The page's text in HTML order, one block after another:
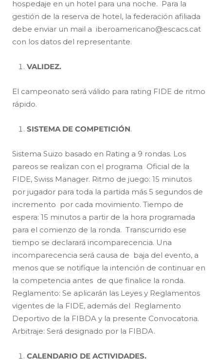
hospedaje en un hotel para una noche. Para la
gestión de la reserva de hotel, la federación afiliada
debe enviar un mail a iberoamericano@escacs.cat
con los datos del representante.
VALIDEZ.
El campeonato será válido para rating FIDE de ritmo
rápido.
SISTEMA DE COMPETICIÓN.
Sistema Suizo basado en Rating a 9 rondas. Los
pareos se realizan con el programa Oficial de la
FIDE, Swiss Manager. Ritmo de juego: 15 minutos
por jugador para toda la partida más 5 segundos de
incremento por cada movimiento. Tiempo de
espera: 15 minutos a partir de la hora programada
para el comienzo de la ronda. Transcurrido ese
tiempo se declarará incomparecencia. Una
incomparecencia será causa de baja del evento, a
menos que se notifique la intención de continuar en
la competencia antes de que finalice la ronda.
Reglamento: Se aplicarán las Leyes y Reglamentos
vigentes de la FIDE, además del Reglamento
Deportivo de la FIBDA y la presente Convocatoria.
Arbitraje: Será designado por la FIBDA.
CALENDARIO DE ACTIVIDADES.